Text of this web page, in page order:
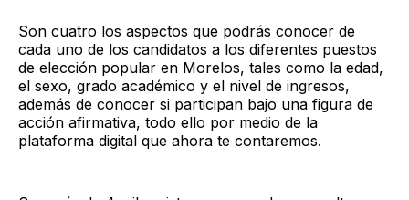
Son cuatro los aspectos que podrás conocer de
cada uno de los candidatos a los diferentes puestos
de elección popular en Morelos, tales como la edad,
el sexo, grado académico y el nivel de ingresos,
además de conocer si participan bajo una figura de
acción afirmativa, todo ello por medio de la
plataforma digital que ahora te contaremos.